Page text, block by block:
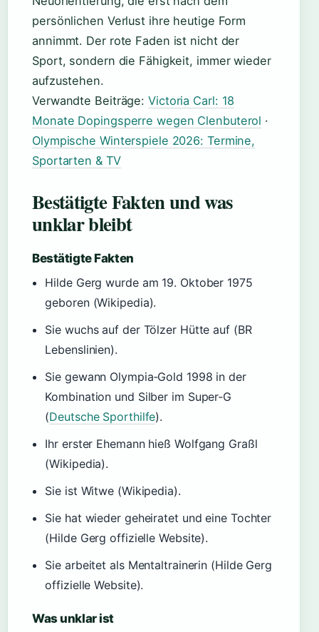
persönlichen Verlust ihre heutige Form
annimmt. Der rote Faden ist nicht der
Sport, sondern die Fähigkeit, immer wieder
aufzustehen.
Verwandte Beiträge: Victoria Carl: 18
Monate Dopingsperre wegen Clenbuterol ·
Olympische Winterspiele 2026: Termine,
Sportarten & TV
Bestätigte Fakten und was
unklar bleibt
Bestätigte Fakten
Hilde Gerg wurde am 19. Oktober 1975
geboren (Wikipedia).
Sie wuchs auf der Tölzer Hütte auf (BR
Lebenslinien).
Sie gewann Olympia‑Gold 1998 in der
Kombination und Silber im Super‑G
(Deutsche Sporthilfe).
Ihr erster Ehemann hieß Wolfgang Graßl
(Wikipedia).
Sie ist Witwe (Wikipedia).
Sie hat wieder geheiratet und eine Tochter
(Hilde Gerg offizielle Website).
Sie arbeitet als Mentaltrainerin (Hilde Gerg
offizielle Website).
Was unklar ist